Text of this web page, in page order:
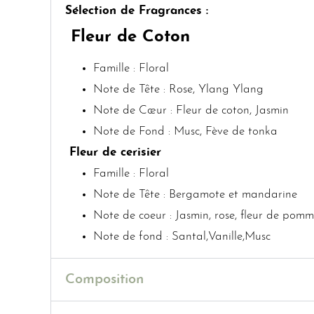
Sélection de Fragrances :
Fleur de Coton
Famille : Floral
Note de Tête : Rose, Ylang Ylang
Note de Cœur : Fleur de coton, Jasmin
Note de Fond : Musc, Fève de tonka
Fleur de cerisier
Famille : Floral
Note de Tête : Bergamote et mandarine
Note de coeur : Jasmin, rose, fleur de
Note de fond : Santal,Vanille,Musc
Composition